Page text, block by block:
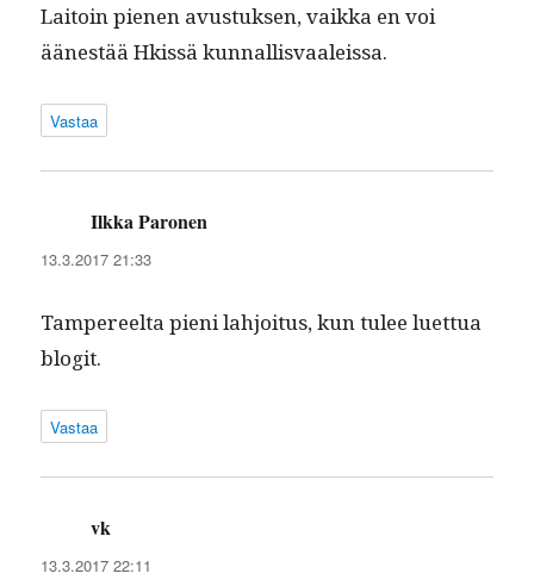
Laitoin pienen avus­tuk­sen, vaik­ka en voi
äänestää Hkissä kunnallisvaaleissa.
Vastaa
Ilkka Paronen
13.3.2017 21:33
Tam­pereelta pieni lahjoi­tus, kun tulee luet­tua
blogit.
Vastaa
vk
13.3.2017 22:11